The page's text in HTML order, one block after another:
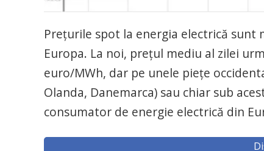
Prețurile spot la energia electrică sunt
Europa. La noi, prețul mediu al zilei
euro/MWh, dar pe unele piețe
Olanda, Danemarca) sau chiar sub
consumator de energie electrică din